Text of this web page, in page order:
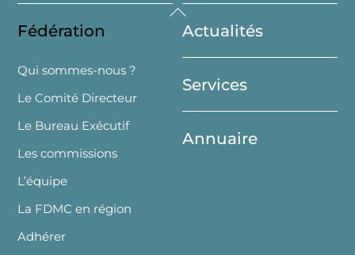
Back
To
Top
Fédération
Qui sommes-nous ?
Le Comité Directeur
Le Bureau Exécutif
Les commissions
L’équipe
La FDMC en région
Adhérer
Actualités
Services
Annuaire